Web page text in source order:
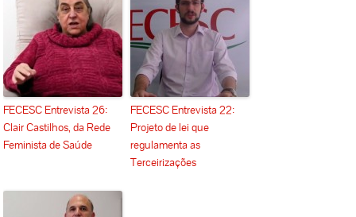
FECESC Entrevista 26:
Clair Castilhos, da Rede
Feminista de Saúde
FECESC Entrevista 22:
Projeto de lei que
regulamenta as
Terceirizações